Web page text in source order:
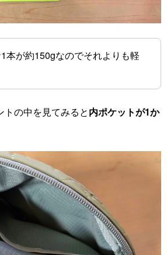
本が約150gなのでそれよりも軽
トの中を見てみると内ポケットが1か